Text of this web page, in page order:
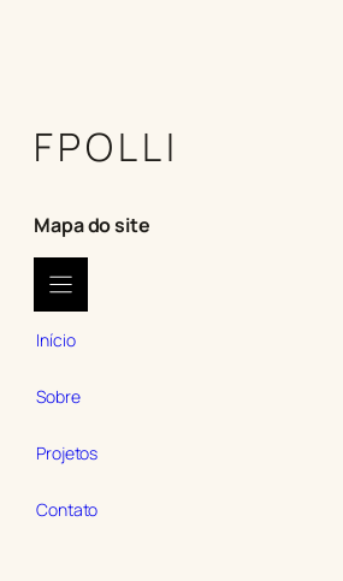
FPOLLI
Mapa do site
Início
Sobre
Projetos
Contato